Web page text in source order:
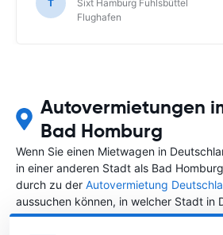
T
Sixt Hamburg Fuhlsbüttel
Flughafen
Autovermietungen
Bad Homburg
Wenn Sie einen Mietwagen in
in einer anderen Stadt als Bad
durch zu der Autovermietung
aussuchen können, in welcher Stadt in
Fahrzeug mieten wollen.